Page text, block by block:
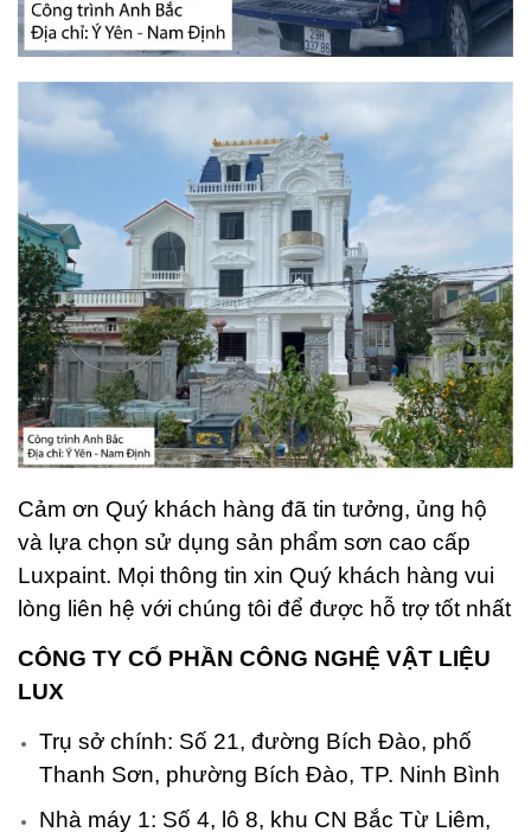
Cảm ơn Quý khách hàng đã tin tưởng, ủng hộ
và lựa chọn sử dụng sản phẩm sơn cao cấp
Luxpaint. Mọi thông tin xin Quý khách hàng vui
lòng liên hệ với chúng tôi để được hỗ trợ tốt nhất
CÔNG TY CỔ PHẦN CÔNG NGHỆ VẬT LIỆU
LUX
Trụ sở chính: Số 21, đường Bích Đào, phố
Thanh Sơn, phường Bích Đào, TP. Ninh Bình
Nhà máy 1: Số 4, lô 8, khu CN Bắc Từ Liêm,